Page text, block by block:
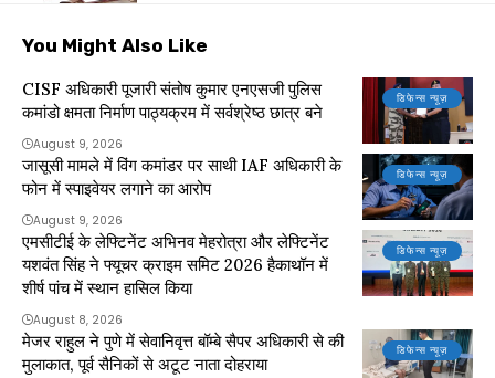
You Might Also Like
डिफेन्स न्यूज़
CISF अधिकारी पूजारी संतोष कुमार एनएसजी पुलिस
कमांडो क्षमता निर्माण पाठ्यक्रम में सर्वश्रेष्ठ छात्र बने
August 9, 2026
डिफेन्स न्यूज़
जासूसी मामले में विंग कमांडर पर साथी IAF अधिकारी के
फोन में स्पाइवेयर लगाने का आरोप
August 9, 2026
डिफेन्स न्यूज़
एमसीटीई के लेफ्टिनेंट अभिनव मेहरोत्रा और लेफ्टिनेंट
यशवंत सिंह ने फ्यूचर क्राइम समिट 2026 हैकाथॉन में
शीर्ष पांच में स्थान हासिल किया
August 8, 2026
डिफेन्स न्यूज़
मेजर राहुल ने पुणे में सेवानिवृत्त बॉम्बे सैपर अधिकारी से की
मुलाकात, पूर्व सैनिकों से अटूट नाता दोहराया